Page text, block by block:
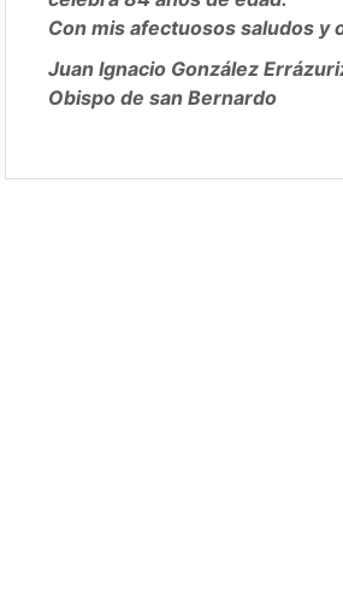
Con mis afectuosos saludos y
Juan Ignacio González
Obispo de san Bernardo